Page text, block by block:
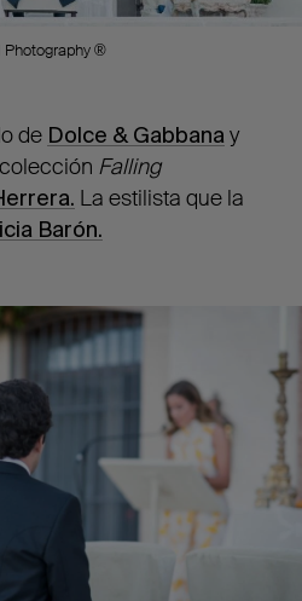
Photography ®
de Dolce & Gabbana y
Falling
La estilista que la
Barón.